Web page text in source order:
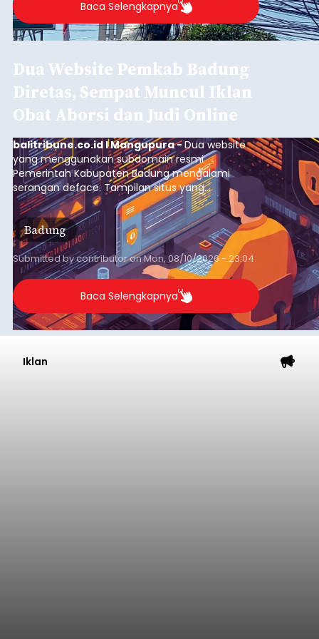
Baca Selengkapnya
Dua Website Pemkab Badung
Diretas, Sempat Muncul Iklan
Obat Aborsi dan Judi Online
balitribune.co.id I Mangupura -Dua website
yang menggunakan subdomain resmi
Pemerintah Kabupaten Badung mengalami
serangan deface. Tampilan situs yang
semestinya digunakan untuk menyajikan
informasi pemerintahan justru diubah menjadi
iklan obat aborsi dan judi online.
Badung
Submitted bycontributoronMon, 08/10/2026 - 23:04
Baca Selengkapnya
Iklan